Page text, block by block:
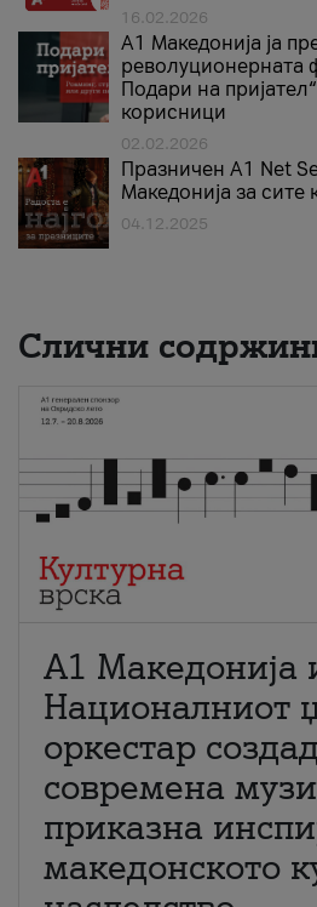
16.02.2026
А1 Македонија ја
револуционерната
Подари на
корисници
02.02.2026
Празничен A1 Net
Македонија за сите
04.12.2025
Слични
А1 Македонија
Националниот
оркестар
современа
приказна
македонското